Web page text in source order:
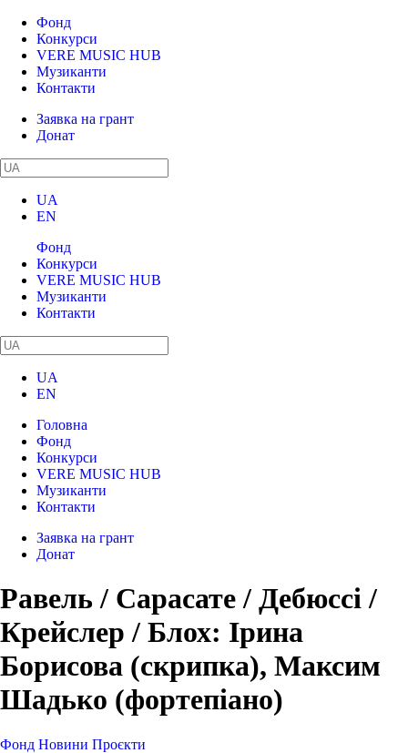
Фонд
Конкурси
VERE MUSIC HUB
Музиканти
Контакти
Заявка на грант
Донат
UA
EN
Фонд
Конкурси
VERE MUSIC HUB
Музиканти
Контакти
UA
EN
Головна
Фонд
Конкурси
VERE MUSIC HUB
Музиканти
Контакти
Заявка на грант
Донат
Равель / Сарасате / Дебюссі /
Крейслер / Блох: Ірина
Борисова (скрипка), Максим
Шадько (фортепіано)
Фонд Новини Проєкти